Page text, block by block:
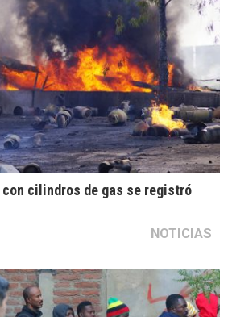
cilindros de gas se registró
NOTICIAS